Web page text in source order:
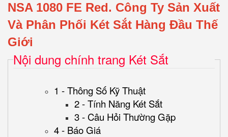
NSA 1080 FE Red. Công Ty Sản Xuất
Và Phân Phối Két Sắt Hàng Đầu Thế
Giới
Nội dung chính trang Két Sắt
1 - Thông Số Kỹ Thuật
2 - Tính Năng Két Sắt
3 - Câu Hỏi Thường Gặp
4 - Báo Giá